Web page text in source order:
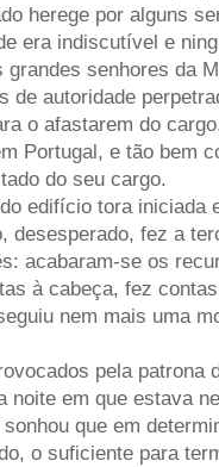
herege por alguns
era indiscutível e
senhores da
de autoridade
o afastarem do
Portugal, e tão bem
do seu cargo.
edifício tora iniciada
desesperado, fez a
acabaram-se os
à cabeça, fez
nem mais uma
pela patrona
noite em que estava
que em
o suficiente para